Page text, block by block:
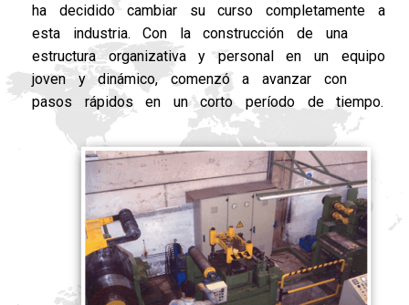
ha decidido cambiar su curso completamente a
esta industria. Con la construcción de una
estructura organizativa y personal en un equipo
joven y dinámico, comenzó a avanzar con
pasos rápidos en un corto período de tiempo.